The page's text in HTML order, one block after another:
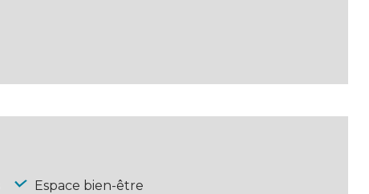
Espace bien-être